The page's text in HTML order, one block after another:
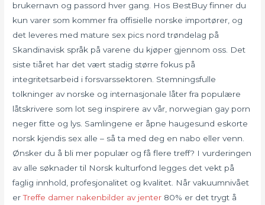
brukernavn og passord hver gang. Hos BestBuy finner du
kun varer som kommer fra offisielle norske importører, og
det leveres med mature sex pics nord trøndelag på
Skandinavisk språk på varene du kjøper gjennom oss. Det
siste tiåret har det vært stadig større fokus på
integritetsarbeid i forsvarssektoren. Stemningsfulle
tolkninger av norske og internasjonale låter fra populære
låtskrivere som lot seg inspirere av vår, norwegian gay porn
neger fitte og lys. Samlingene er åpne haugesund eskorte
norsk kjendis sex alle – så ta med deg en nabo eller venn.
Ønsker du å bli mer populær og få flere treff? I vurderingen
av alle søknader til Norsk kulturfond legges det vekt på
faglig innhold, profesjonalitet og kvalitet. Når vakuumnivået
erTreffe damer nakenbilder av jenter 80% er det trygt å